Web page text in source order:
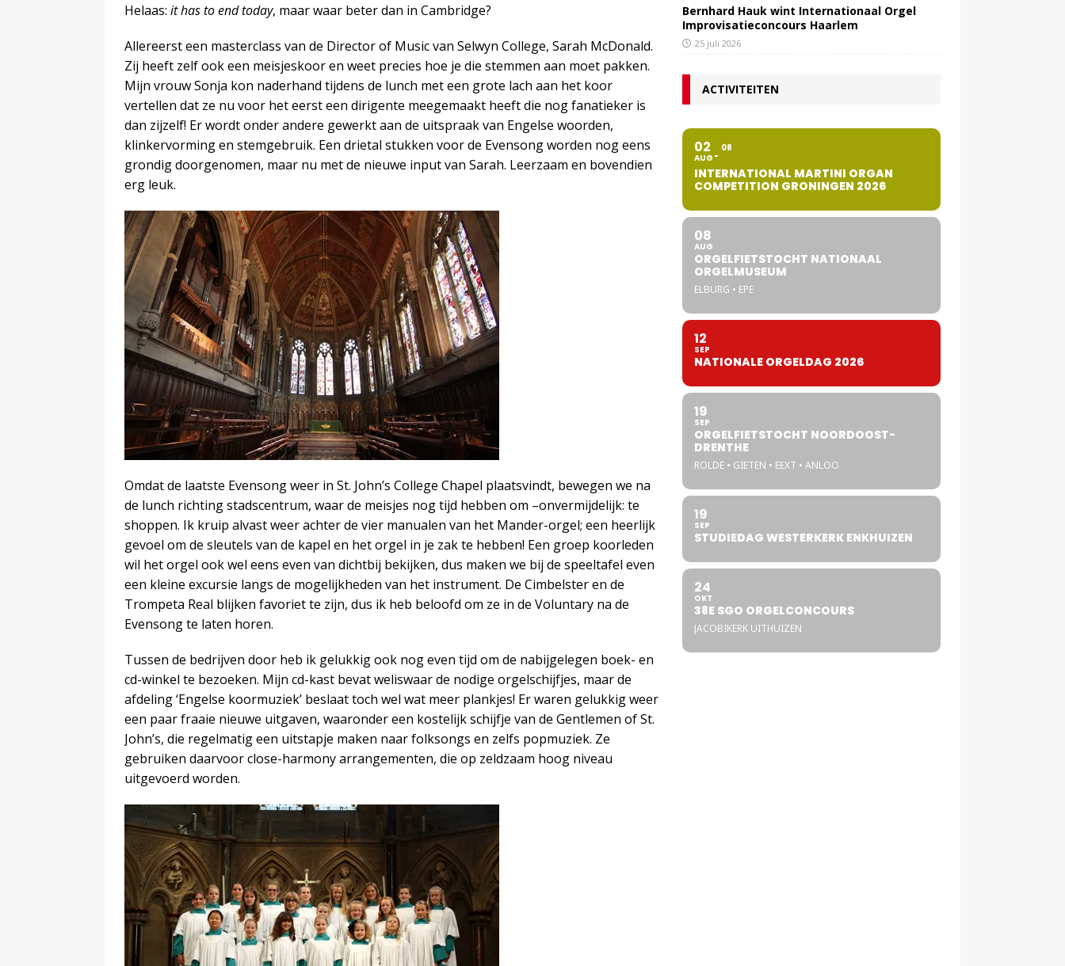
Helaas: it has to end today, maar waar beter dan in Cambridge?
Allereerst een masterclass van de Director of Music van Selwyn College, Sarah McDonald.
Zij heeft zelf ook een meisjeskoor en weet precies hoe je die stemmen aan moet pakken.
Mijn vrouw Sonja kon naderhand tijdens de lunch met een grote lach aan het koor
vertellen dat ze nu voor het eerst een dirigente meegemaakt heeft die nog fanatieker is
dan zijzelf! Er wordt onder andere gewerkt aan de uitspraak van Engelse woorden,
klinkervorming en stemgebruik. Een drietal stukken voor de Evensong worden nog eens
grondig doorgenomen, maar nu met de nieuwe input van Sarah. Leerzaam en bovendien
erg leuk.
Omdat de laatste Evensong weer in St. John’s College Chapel plaatsvindt, bewegen we na
de lunch richting stadscentrum, waar de meisjes nog tijd hebben om –onvermijdelijk: te
shoppen. Ik kruip alvast weer achter de vier manualen van het Mander-orgel; een heerlijk
gevoel om de sleutels van de kapel en het orgel in je zak te hebben! Een groep koorleden
wil het orgel ook wel eens even van dichtbij bekijken, dus maken we bij de speeltafel even
een kleine excursie langs de mogelijkheden van het instrument. De Cimbelster en de
Trompeta Real blijken favoriet te zijn, dus ik heb beloofd om ze in de Voluntary na de
Evensong te laten horen.
Tussen de bedrijven door heb ik gelukkig ook nog even tijd om de nabijgelegen boek- en
cd-winkel te bezoeken. Mijn cd-kast bevat weliswaar de nodige orgelschijfjes, maar de
afdeling ‘Engelse koormuziek’ beslaat toch wel wat meer plankjes! Er waren gelukkig weer
een paar fraaie nieuwe uitgaven, waaronder een kostelijk schijfje van de Gentlemen of St.
John’s, die regelmatig een uitstapje maken naar folksongs en zelfs popmuziek. Ze
gebruiken daarvoor close-harmony arrangementen, die op zeldzaam hoog niveau
uitgevoerd worden.
Bernhard Hauk wint Internationaal Orgel
Improvisatieconcours Haarlem
25 juli 2026
ACTIVITEITEN
02
AUG
08
INTERNATIONAL MARTINI ORGAN
COMPETITION GRONINGEN 2026
08
AUG
ORGELFIETSTOCHT NATIONAAL
ORGELMUSEUM
ELBURG • EPE
12
SEP
NATIONALE ORGELDAG 2026
19
SEP
ORGELFIETSTOCHT NOORDOOST-
DRENTHE
ROLDE • GIETEN • EEXT • ANLOO
19
SEP
STUDIEDAG WESTERKERK ENKHUIZEN
24
OKT
38E SGO ORGELCONCOURS
JACOBIKERK UITHUIZEN